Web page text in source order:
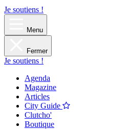
Je soutiens !
Menu
Fermer
Je soutiens !
Agenda
Magazine
Articles
City Guide
Clutcho'
Boutique